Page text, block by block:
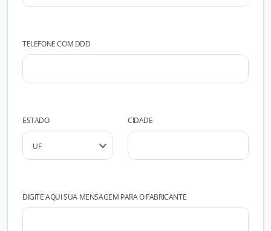
TELEFONE COM DDD
ESTADO CIDADE
DIGITE AQUI SUA MENSAGEM PARA O FABRICANTE